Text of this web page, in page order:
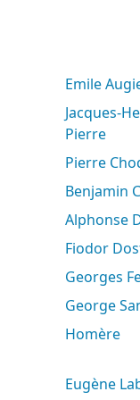
Emile
Jacques-Henri Bernardin de Saint-
Pierre
Pierre
Benjamin
Alphonse
Fiodor
Georges
George
Homère
Eugène